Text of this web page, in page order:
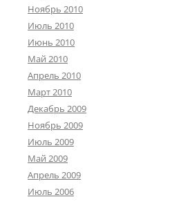
Ноябрь 2010
Июль 2010
Июнь 2010
Май 2010
Апрель 2010
Март 2010
Декабрь 2009
Ноябрь 2009
Июль 2009
Май 2009
Апрель 2009
Июль 2006